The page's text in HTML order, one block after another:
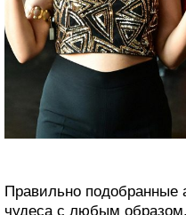
Правильно подобранные
чудеса с любым